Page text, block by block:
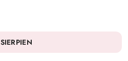
SIERPIEN